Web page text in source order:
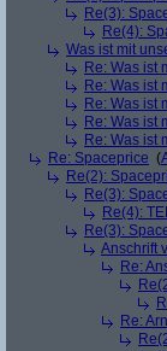
Re(3):
Re(4):
Was ist mit
Re: Was ist
Re: Was ist
Re: Was ist
Re: Was ist
Re: Was ist
Re: Spaceprice (
Re(2):
Re(3):
Re(4):
Re(3):
Anschrift
Re:
Re: